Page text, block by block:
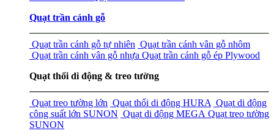
Quạt trần cánh gỗ
Quạt trần cánh gỗ tự nhiên Quạt trần cánh vân gỗ nhôm
Quạt trần cánh vân gỗ nhựa Quạt trần cánh gỗ ép Plywood
Quạt thổi di động & treo tường
Quạt treo tường lớn Quạt thổi di động HURA Quạt di động
công suất lớn SUNON Quạt di động MEGA Quạt treo tường
SUNON